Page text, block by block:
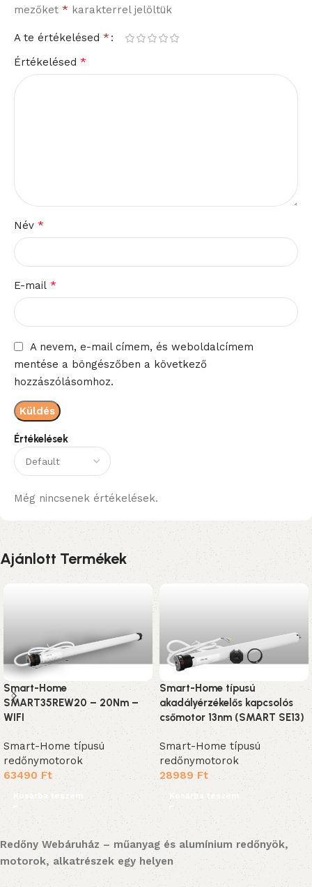
Értékelések
Még nincsenek értékelések.
mezőket * karakterrel jelöltük
A te értékelésed *
Értékelésed *
Név *
E-mail *
A nevem, e-mail címem, és weboldalcímem
mentése a böngészőben a következő
hozzászólásomhoz.
Ajánlott Termékek
Smart-Home
SMART35REW20 – 20Nm –
WIFI
Smart-Home típusú
redőnymotorok
63490Ft
Kosárba teszem
Smart-Home típusú
akadályérzékelős kapcsolós
csőmotor 13nm (SMART SE13)
Smart-Home típusú
redőnymotorok
28989Ft
Kosárba teszem
Redőny Webáruház – műanyag és alumínium redőnyök,
motorok, alkatrészek egy helyen